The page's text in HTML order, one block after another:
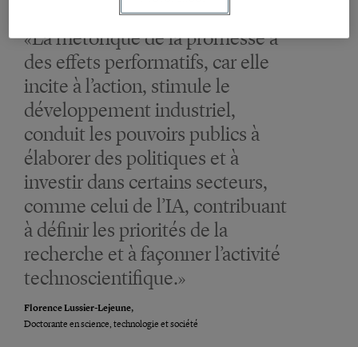
«La rhétorique de la promesse a
des effets performatifs, car elle
incite à l’action, stimule le
développement industriel,
conduit les pouvoirs publics à
élaborer des politiques et à
investir dans certains secteurs,
comme celui de l’IA, contribuant
à définir les priorités de la
recherche et à façonner l’activité
technoscientifique.»
Florence Lussier-Lejeune,
Doctorante en science, technologie et société